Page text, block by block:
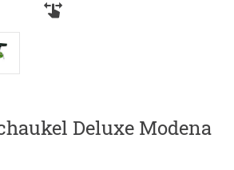
Deluxe Modena